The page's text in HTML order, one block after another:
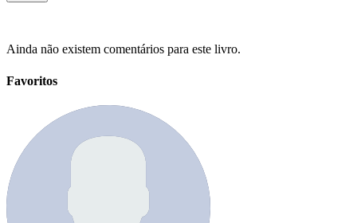
Ainda não existem comentários para este livro.
Favoritos